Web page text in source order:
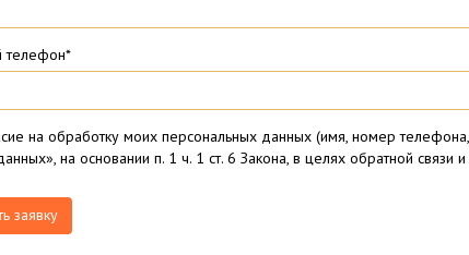
телефон*
на обработку моих персональных данных (имя, номер
на основании п. 1 ч. 1 ст. 6 Закона, в целях обратной связи и
заявку